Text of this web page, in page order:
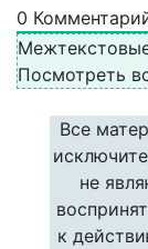
0
Посмотреть
Все
не
к